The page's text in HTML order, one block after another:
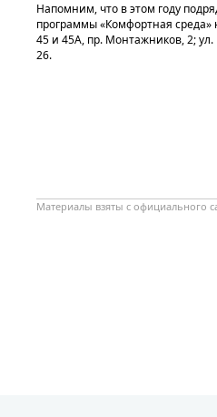
Напомним, что в этом году
программы «Комфортная среда»
45 и 45А, пр. Монтажников, 2; ул.
26.
Материалы взяты с официального